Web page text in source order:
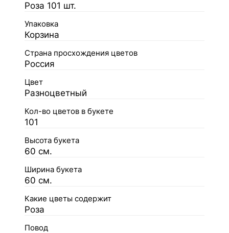
Роза 101 шт.
Упаковка
Корзина
Страна просхождения цветов
Россия
Цвет
Разноцветный
Кол-во цветов в букете
101
Высота букета
60 см.
Ширина букета
60 см.
Какие цветы содержит
Роза
Повод